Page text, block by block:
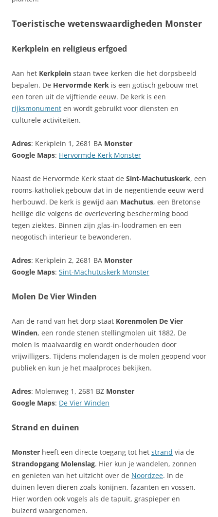
Toeristische wetenswaardigheden Monster
Kerkplein en religieus erfgoed
Aan het Kerkplein staan twee kerken die het dorpsbeeld
bepalen. De Hervormde Kerk is een gotisch gebouw met
een toren uit de vijftiende eeuw. De kerk is een
rijksmonument en wordt gebruikt voor diensten en
culturele activiteiten.
Adres: Kerkplein 1, 2681 BA Monster
Google Maps: Hervormde Kerk Monster
Naast de Hervormde Kerk staat de Sint-Machutuskerk, een
rooms-katholiek gebouw dat in de negentiende eeuw werd
herbouwd. De kerk is gewijd aan Machutus, een Bretonse
heilige die volgens de overlevering bescherming bood
tegen ziektes. Binnen zijn glas-in-loodramen en een
neogotisch interieur te bewonderen.
Adres: Kerkplein 2, 2681 BA Monster
Google Maps: Sint-Machutuskerk Monster
Molen De Vier Winden
Aan de rand van het dorp staat Korenmolen De Vier
Winden, een ronde stenen stellingmolen uit 1882. De
molen is maalvaardig en wordt onderhouden door
vrijwilligers. Tijdens molendagen is de molen geopend voor
publiek en kun je het maalproces bekijken.
Adres: Molenweg 1, 2681 BZ Monster
Google Maps: De Vier Winden
Strand en duinen
Monster heeft een directe toegang tot het strand via de
Strandopgang Molenslag. Hier kun je wandelen, zonnen
en genieten van het uitzicht over de Noordzee. In de
duinen leven dieren zoals konijnen, fazanten en vossen.
Hier worden ook vogels als de tapuit, graspieper en
buizerd waargenomen.